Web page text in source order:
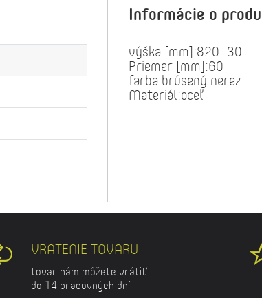
Informácie o
výška [mm]:820+30
Priemer [mm]:60
farba:brúsený nerez
Materiál:oceľ
VRATENIE TOVARU
tovar nám môžete vrátiť
do 14 pracovných dní